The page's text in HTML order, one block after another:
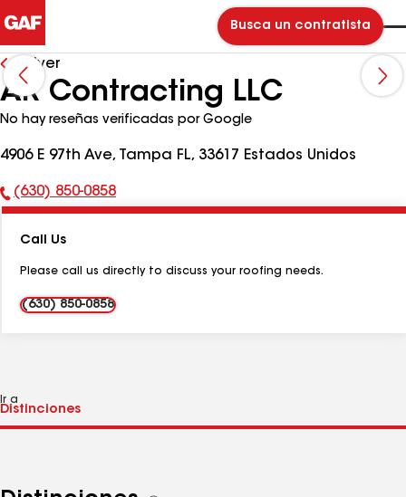
Busca un contratista
Volver
AR Contracting LLC
No hay reseñas verificadas por Google
4906 E 97th Ave, Tampa FL, 33617 Estados Unidos
Número
teléfono:
(630) 850-0858
Call Us
Please call us directly to discuss your roofing needs.
(630) 850-0858
Ir a